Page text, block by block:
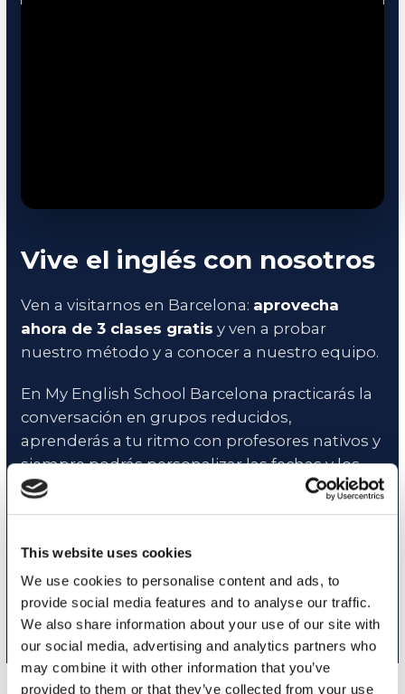
This website uses cookies
We use cookies to personalise content and ads, to
provide social media features and to analyse our traffic.
We also share information about your use of our site with
our social media, advertising and analytics partners who
may combine it with other information that you’ve
provided to them or that they’ve collected from your use
Vive el inglés con nosotros
Ven a visitarnos en Barcelona: aprovecha
ahora de 3 clases gratis y ven a probar
nuestro método y a conocer a nuestro equipo.
En My English School Barcelona practicarás la
conversación en grupos reducidos,
aprenderás a tu ritmo con profesores nativos y
siempre podrás personalizar las fechas y los
horarios de tus actividades según tus
necesidades.
CONTÁCTANOS